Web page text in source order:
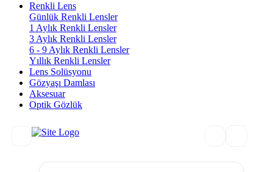
Renkli Lens
Günlük Renkli Lensler
1 Aylık Renkli Lensler
3 Aylık Renkli Lensler
6 - 9 Aylık Renkli Lensler
Yıllık Renkli Lensler
Lens Solüsyonu
Gözyaşı Damlası
Aksesuar
Optik Gözlük